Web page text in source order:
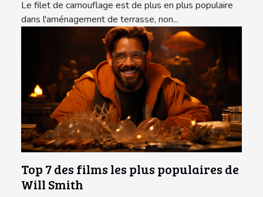
Le filet de camouflage est de plus en plus populaire
dans l'aménagement de terrasse, non...
Top 7 des films les plus populaires de
Will Smith